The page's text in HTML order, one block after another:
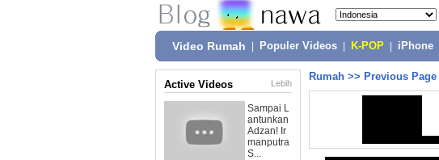
Video Rumah Populer Videos K-POP iPhone
Active Videos Lebih
Sampai L
antunkan
Adzan! Ir
manputra
S...
Rumah >> Previous Page